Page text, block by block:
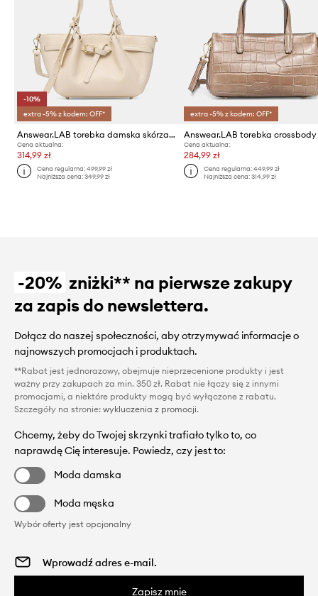
-10%
extra -5% z kodem: OFF*
Answear.LAB torebka damska skórzana
Cena aktualna:
314,99 zł
Cena regularna:499,99 zł
Najniższa cena:349,99 zł
extra -5% z kodem: OFF*
Cena aktualna:
284,99 zł
Cena regularna: 449,99 zł
Najniższa cena: 314,99 zł
-20% zniżki** na pierwsze zakupy
za zapis do newslettera.
Dołącz do naszej społeczności, aby otrzymywać informacje o
najnowszych promocjach i produktach.
**Rabat jest jednorazowy, obejmuje nieprzecenione produkty i jest
ważny przy zakupach za min. 350 zł. Rabat nie łączy się z innymi
promocjami, a niektóre produkty mogą być wyłączone z rabatu.
Szczegóły na stronie: wykluczenia z promocji.
Chcemy, żeby do Twojej skrzynki trafiało tylko to, co
naprawdę Cię interesuje. Powiedz, czy jest to:
Moda damska
Moda męska
Wybór oferty jest opcjonalny
Zapisz mnie